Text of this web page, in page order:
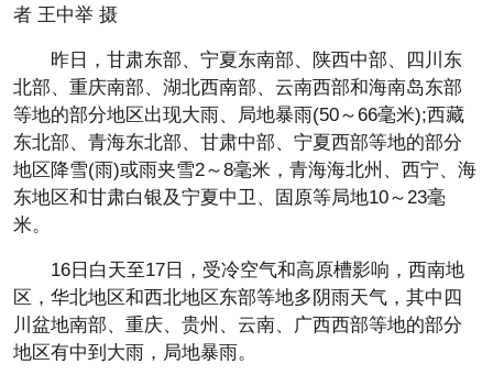
者 王中举 摄
昨日，甘肃东部、宁夏东南部、陕西中部、四川东
北部、重庆南部、湖北西南部、云南西部和海南岛东部
等地的部分地区出现大雨、局地暴雨(50～66毫米);西藏
东北部、青海东北部、甘肃中部、宁夏西部等地的部分
地区降雪(雨)或雨夹雪2～8毫米，青海海北州、西宁、海
东地区和甘肃白银及宁夏中卫、固原等局地10～23毫
米。
16日白天至17日，受冷空气和高原槽影响，西南地
区，华北地区和西北地区东部等地多阴雨天气，其中四
川盆地南部、重庆、贵州、云南、广西西部等地的部分
地区有中到大雨，局地暴雨。